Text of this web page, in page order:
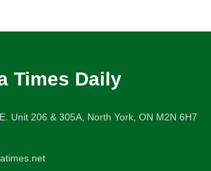
Times Daily
Unit 206 & 305A, North York, ON M2N 6H7